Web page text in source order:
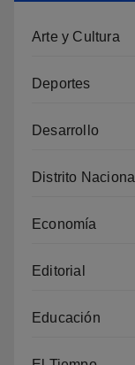
Arte y Cultura
Deportes
Desarrollo
Distrito Nacional
Economía
Editorial
Educación